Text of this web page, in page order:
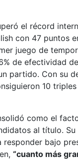
el récord
con 47 puntos
juego de
de efectividad
partido. Con su
10
como el
al título.
bajo
“cuanto más